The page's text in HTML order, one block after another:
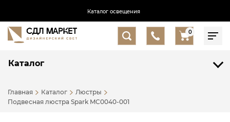
Каталог освещения
0
Каталог
Главная Каталог
Люстры
Подвесная люстра Spark MC0040-001